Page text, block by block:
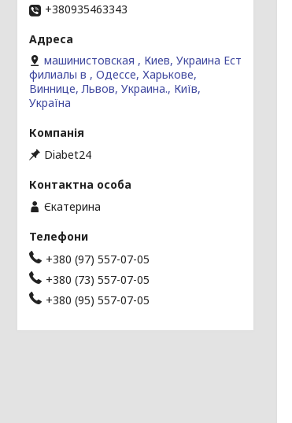
+380935463343
машинистовская , Киев, Украина Ест
филиалы в , Одессе, Харькове,
Виннице, Львов, Украина., Київ,
Україна
Diabet24
Єкатерина
+380 (97) 557-07-05
+380 (73) 557-07-05
+380 (95) 557-07-05